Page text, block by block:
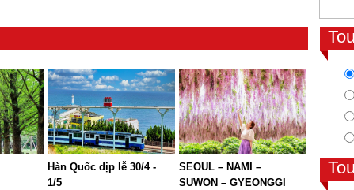
Hàn Quốc dịp lễ 30/4 -
1/5
SEOUL – NAMI –
SUWON – GYEONGGI